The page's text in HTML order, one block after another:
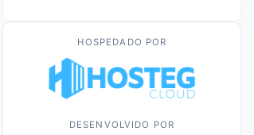
HOSPEDADO POR
DESENVOLVIDO POR